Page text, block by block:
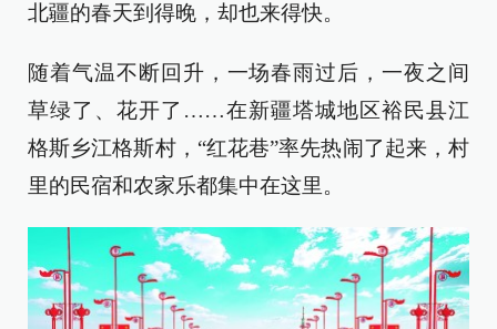
北疆的春天到得晚，却也来得快。
随着气温不断回升，一场春雨过后，一夜之间
草绿了、花开了……在新疆塔城地区裕民县江
格斯乡江格斯村，“红花巷”率先热闹了起来，村
里的民宿和农家乐都集中在这里。